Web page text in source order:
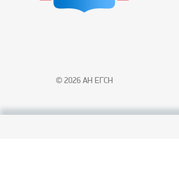
© 2026 АН ЕГСН